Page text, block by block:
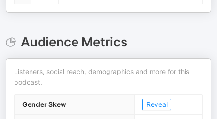
Audience Metrics
Listeners, social reach, demographics and more for this
podcast.
Gender Skew Reveal